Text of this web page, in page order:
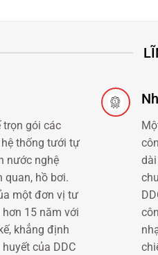
trọn gói các
thống tưới tự
nước nghệ
quan, hồ bơi.
một đơn vị tư
15 năm với
khẳng định
của DDC